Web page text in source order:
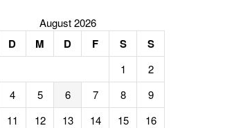
August 2026
D M D F S S
1
2
4 5 6 7 8
9
11 12 13 14 15
16